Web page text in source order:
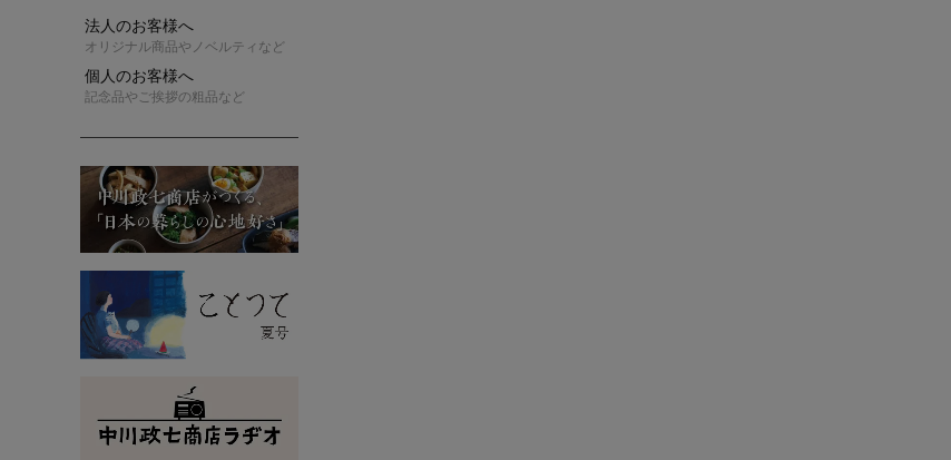
法人のお客様へ
オリジナル商品やノベルティなど
個人のお客様へ
記念品やご挨拶の粗品など